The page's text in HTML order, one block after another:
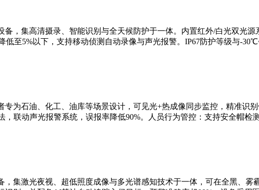
，集高清摄录、智能识别与全天候防护于一体。内置红外/白光双光
至5%以下，支持移动侦测自动录像与声光报警。IP67防护等级与-
为石油、化工、油库等场景设计，可见光+热成像同步监控，精准识
联动声光报警系统，误报率降低90%。人员行为管控：支持安全帽检
集激光夜视、超低照度成像与多光谱感知技术于一体，可在全黑、